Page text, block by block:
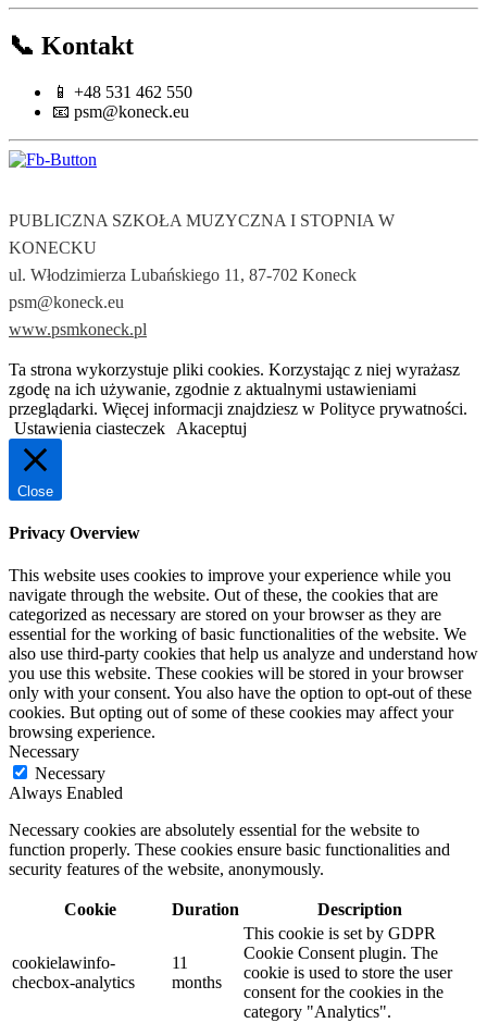
📞 Kontakt
📱 +48 531 462 550
📧 psm@koneck.eu
PUBLICZNA SZKOŁA MUZYCZNA I STOPNIA W
KONECKU
ul. Włodzimierza Lubańskiego 11, 87-702 Koneck
psm@koneck.eu
www.psmkoneck.pl
Ta strona wykorzystuje pliki cookies. Korzystając z niej wyrażasz
zgodę na ich używanie, zgodnie z aktualnymi ustawieniami
przeglądarki. Więcej informacji znajdziesz w Polityce prywatności.
Ustawienia ciasteczek
Akaceptuj
Close
Privacy Overview
This website uses cookies to improve your experience while you
navigate through the website. Out of these, the cookies that are
categorized as necessary are stored on your browser as they are
essential for the working of basic functionalities of the website. We
also use third-party cookies that help us analyze and understand how
you use this website. These cookies will be stored in your browser
only with your consent. You also have the option to opt-out of these
cookies. But opting out of some of these cookies may affect your
browsing experience.
Necessary
Necessary
Always Enabled
Necessary cookies are absolutely essential for the website to
function properly. These cookies ensure basic functionalities and
security features of the website, anonymously.
Cookie Duration Description
cookielawinfo-
checbox-analytics
11
months
This cookie is set by GDPR
Cookie Consent plugin. The
cookie is used to store the user
consent for the cookies in the
category "Analytics".